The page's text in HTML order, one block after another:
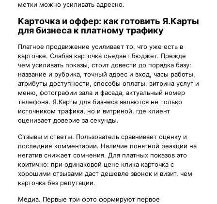
метки можно усиливать адресно.
Карточка и оффер: как готовить Я.Карты
для бизнеса к платному трафику
Платное продвижение усиливает то, что уже есть в
карточке. Слабая карточка съедает бюджет. Прежде
чем усиливать показы, стоит довести до порядка базу:
название и рубрика, точный адрес и вход, часы работы,
атрибуты доступности, способы оплаты, витрина услуг и
меню, фотографии зала и фасада, актуальный номер
телефона. Я.Карты для бизнеса являются не только
источником трафика, но и витриной, где клиент
оценивает доверие за секунды.
Отзывы и ответы. Пользователь сравнивает оценку и
последние комментарии. Наличие понятной реакции на
негатив снижает сомнения. Для платных показов это
критично: при одинаковой цене клика карточка с
хорошими отзывами даст дешевле звонок и визит, чем
карточка без репутации.
Медиа. Первые три фото формируют первое